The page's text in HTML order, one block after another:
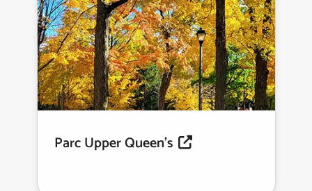
Parc Upper Queen's